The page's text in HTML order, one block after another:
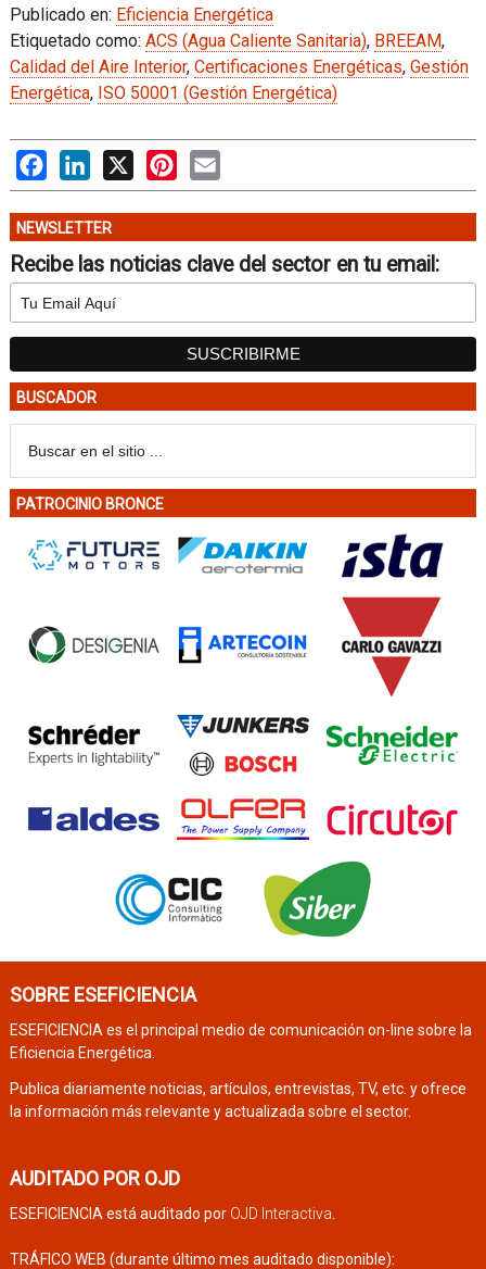
Publicado en: Eficiencia Energética
Etiquetado como: ACS (Agua Caliente Sanitaria), BREEAM,
Calidad del Aire Interior, Certificaciones Energéticas, Gestión
Energética, ISO 50001 (Gestión Energética)
FacebookLinkedIn
X PinterestEmail
NEWSLETTER
Recibe las noticias clave del sector en tu email:
BUSCADOR
PATROCINIO BRONCE
SOBRE ESEFICIENCIA
ESEFICIENCIA es el principal medio de comunicación on-line sobre la
Eficiencia Energética.
Publica diariamente noticias, artículos, entrevistas, TV, etc. y ofrece
la información más relevante y actualizada sobre el sector.
AUDITADO POR OJD
ESEFICIENCIA está auditado por OJD Interactiva
TRÁFICO WEB (durante último mes auditado disponible):